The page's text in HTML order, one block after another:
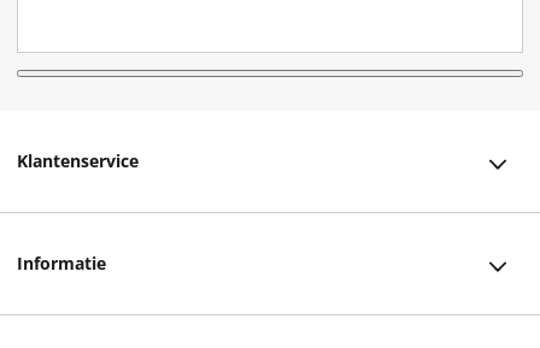
Klantenservice
Informatie